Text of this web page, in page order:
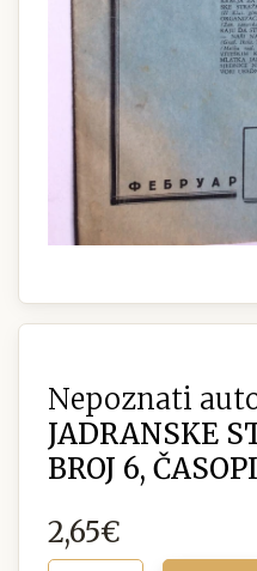
Nepoznati
JADRANSKE
BROJ 6,
2,65€